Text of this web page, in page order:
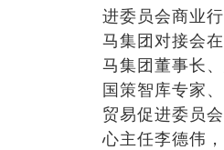
进委员会商业
马集团对接会
马集团董事长
国策智库专家
贸易促进委员
心主任李德伟